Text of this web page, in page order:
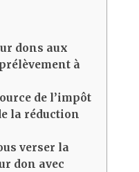
dons aux
à
de l’impôt
la réduction
verser la
don avec